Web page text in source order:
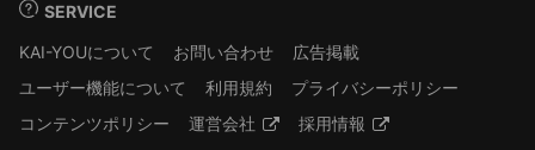
SERVICE
KAI-YOUについて
お問い合わせ
広告掲載
ユーザー機能について
利用規約
プライバシーポリシー
コンテンツポリシー
運営会社 採用情報